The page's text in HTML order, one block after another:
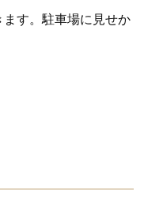
す。駐車場に見せか